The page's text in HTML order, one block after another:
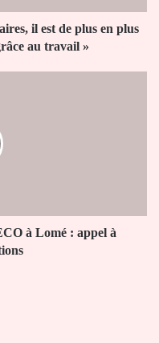
il est de plus en plus
au travail »
à Lomé : appel à